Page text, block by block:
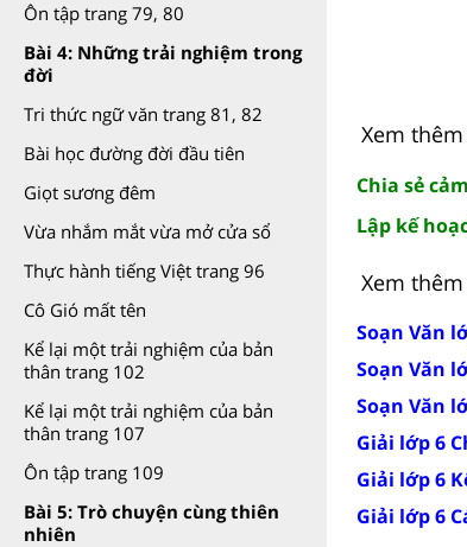
Ôn tập trang 79, 80
Bài 4: Những trải nghiệm trong
đời
Tri thức ngữ văn trang 81, 82
Bài học đường đời đầu tiên
Giọt sương đêm
Vừa nhắm mắt vừa mở cửa sổ
Thực hành tiếng Việt trang 96
Cô Gió mất tên
Kể lại một trải nghiệm của bản
thân trang 102
Kể lại một trải nghiệm của bản
thân trang 107
Ôn tập trang 109
Bài 5: Trò chuyện cùng thiên
nhiên
Xem
Chia sẻ
Lập kế
Xem
Soạn Văn
Soạn Văn
Soạn Văn
Giải lớp 6
Giải lớp 6
Giải lớp 6